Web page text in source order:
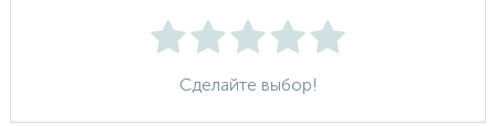
Сделайте выбор!